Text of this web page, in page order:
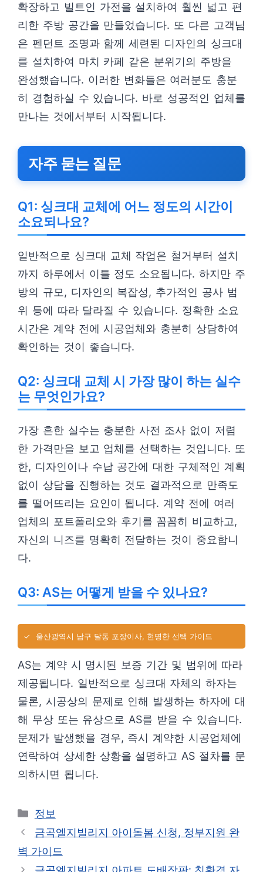
확장하고 빌트인 가전을 설치하여 훨씬 넓고 편
리한 주방 공간을 만들었습니다. 또 다른 고객님
은 펜던트 조명과 함께 세련된 디자인의 싱크대
를 설치하여 마치 카페 같은 분위기의 주방을
완성했습니다. 이러한 변화들은 여러분도 충분
히 경험하실 수 있습니다. 바로 성공적인 업체를
만나는 것에서부터 시작됩니다.
자주 묻는 질문
Q1: 싱크대 교체에 어느 정도의 시간이
소요되나요?
일반적으로 싱크대 교체 작업은 철거부터 설치
까지 하루에서 이틀 정도 소요됩니다. 하지만 주
방의 규모, 디자인의 복잡성, 추가적인 공사 범
위 등에 따라 달라질 수 있습니다. 정확한 소요
시간은 계약 전에 시공업체와 충분히 상담하여
확인하는 것이 좋습니다.
Q2: 싱크대 교체 시 가장 많이 하는 실수
는 무엇인가요?
가장 흔한 실수는 충분한 사전 조사 없이 저렴
한 가격만을 보고 업체를 선택하는 것입니다. 또
한, 디자인이나 수납 공간에 대한 구체적인 계획
없이 상담을 진행하는 것도 결과적으로 만족도
를 떨어뜨리는 요인이 됩니다. 계약 전에 여러
업체의 포트폴리오와 후기를 꼼꼼히 비교하고,
자신의 니즈를 명확히 전달하는 것이 중요합니
다.
Q3: AS는 어떻게 받을 수 있나요?
✓ 울산광역시 남구 달동 포장이사, 현명한 선택 가이드
AS는 계약 시 명시된 보증 기간 및 범위에 따라
제공됩니다. 일반적으로 싱크대 자체의 하자는
물론, 시공상의 문제로 인해 발생하는 하자에 대
해 무상 또는 유상으로 AS를 받을 수 있습니다.
문제가 발생했을 경우, 즉시 계약한 시공업체에
연락하여 상세한 상황을 설명하고 AS 절차를 문
의하시면 됩니다.
카
테
리
정보
금곡엘지빌리지 아이돌봄 신청, 정부지원 완
벽 가이드